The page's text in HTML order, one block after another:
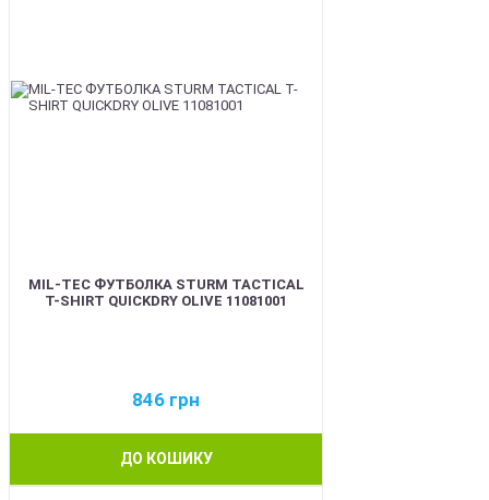
MIL-TEC ФУТБОЛКА STURM TACTICAL
T-SHIRT QUICKDRY OLIVE 11081001
846 грн
ДО КОШИКУ